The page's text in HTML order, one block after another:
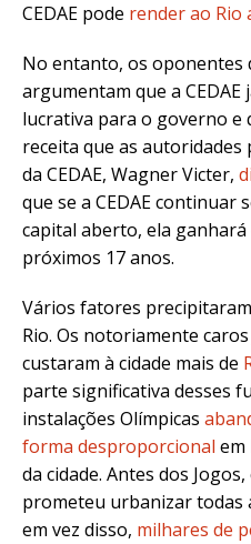
CEDAE pode render ao Rio
No entanto, os oponentes
argumentam que a
lucrativa para o governo e
receita que as autoridades
da CEDAE, Wagner Victer,
que se a CEDAE continuar
capital aberto, ela ganhará
próximos 17 anos.
Vários fatores
Rio. Os notoriamente
custaram à cidade mais de
parte significativa desses
instalações Olímpicas
forma desproporcional em
da cidade. Antes dos Jogos,
prometeu urbanizar todas
em vez disso, milhares de